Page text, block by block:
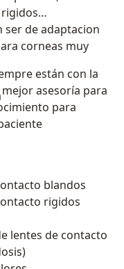
ser de adaptacion
corneas muy
están con la
asesoría para
para
blandos
rigidos
lentes de contacto